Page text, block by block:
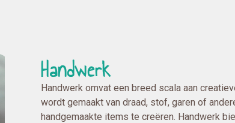
Handwerk
Handwerk omvat een breed scala aan
wordt gemaakt van draad, stof, garen of
handgemaakte items te creëren. Handwerk